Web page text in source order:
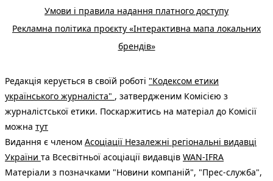
Умови і правила надання платного доступу
Рекламна політика проєкту «Інтерактивна мапа локальних
брендів»
Редакція керується в своїй роботі "Кодексом етики
українського журналіста" , затвердженим Комісією з
журналістської етики. Поскаржитись на матеріал до Комісії
можна тут
Видання є членом Асоціації Незалежні регіональні видавці
України та Всесвітньої асоціації видавців WAN-IFRA
Матеріали з позначками "Новини компаній", "Прес-служба",